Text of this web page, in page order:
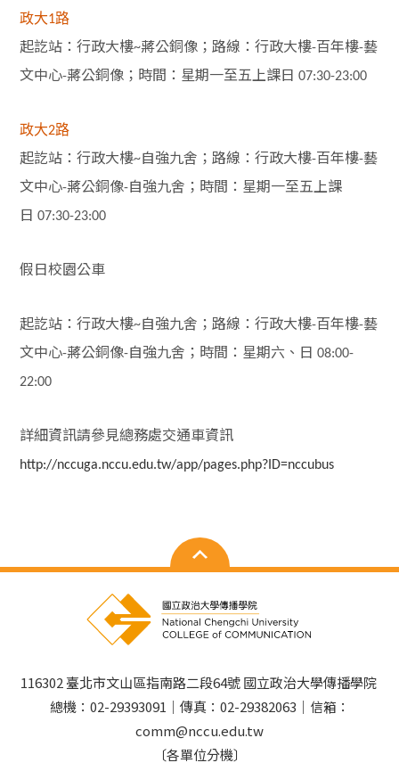
政大1路
起訖站：行政大樓~蔣公銅像；路線：行政大樓-百年樓-藝
文中心-蔣公銅像；時間：星期一至五上課日 07:30-23:00
政大2路
起訖站：行政大樓~自強九舍；路線：行政大樓-百年樓-藝
文中心-蔣公銅像-自強九舍；時間：星期一至五上課
日 07:30-23:00
假日校園公車
起訖站：行政大樓~自強九舍；路線：行政大樓-百年樓-藝
文中心-蔣公銅像-自強九舍；時間：星期六、日 08:00-
22:00
詳細資訊請參見總務處交通車資訊
http://nccuga.nccu.edu.tw/app/pages.php?ID=nccubus
116302 臺北市文山區指南路二段64號 國立政治大學傳播學院
總機：02-29393091｜傳真：02-29382063｜信箱：
comm@nccu.edu.tw
〔各單位分機〕